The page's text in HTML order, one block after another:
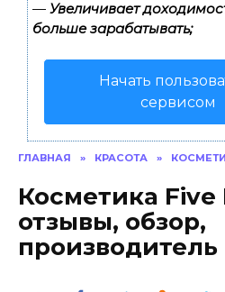
— Увеличивает
больше зарабатывать;
Начать
сервисом
ГЛАВНАЯ » КРАСОТА »
Косметика Five
отзывы, обзор,
производитель